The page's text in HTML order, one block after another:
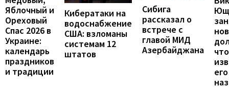
Яблочный и
Ореховый
Спас 2026 в
Украине:
календарь
праздников
и традиции
Кибератаки на
водоснабжение
США: взломаны
системам 12
штатов
Сибига
рассказал о
встрече с
главой МИД
Азербайджана
что
его